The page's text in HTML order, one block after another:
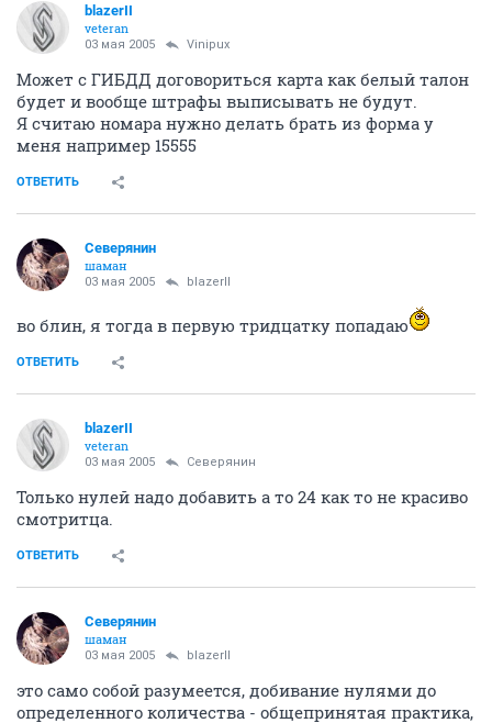
blazerII
veteran
03 мая 2005 Vinipux
Может с ГИБДД договориться карта как белый талон
будет и вообще штрафы выписывать не будут.
Я считаю номара нужно делать брать из форма у
меня например 15555
ОТВЕТИТЬ
Северянин
шаман
03 мая 2005 blazerII
во блин, я тогда в первую тридцатку попадаю
ОТВЕТИТЬ
blazerII
veteran
03 мая 2005 Северянин
Только нулей надо добавить а то 24 как то не красиво
смотритца.
ОТВЕТИТЬ
Северянин
шаман
03 мая 2005 blazerII
это само собой разумеется, добивание нулями до
определенного количества - общепринятая практика,